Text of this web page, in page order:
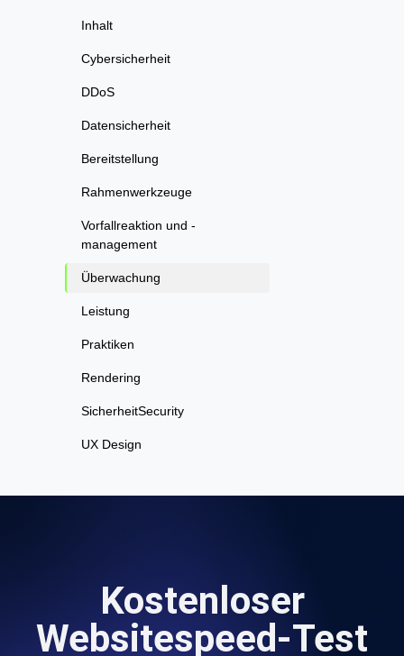
Inhalt
Cybersicherheit
DDoS
Datensicherheit
Bereitstellung
Rahmenwerkzeuge
Vorfallreaktion und -
management
Überwachung
Leistung
Praktiken
Rendering
SicherheitSecurity
UX Design
Kostenloser
Websitespeed-Test